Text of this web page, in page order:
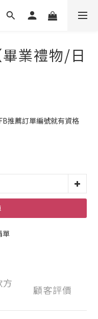
業禮物/日
推薦訂單編號就有資格
單
顧客評價